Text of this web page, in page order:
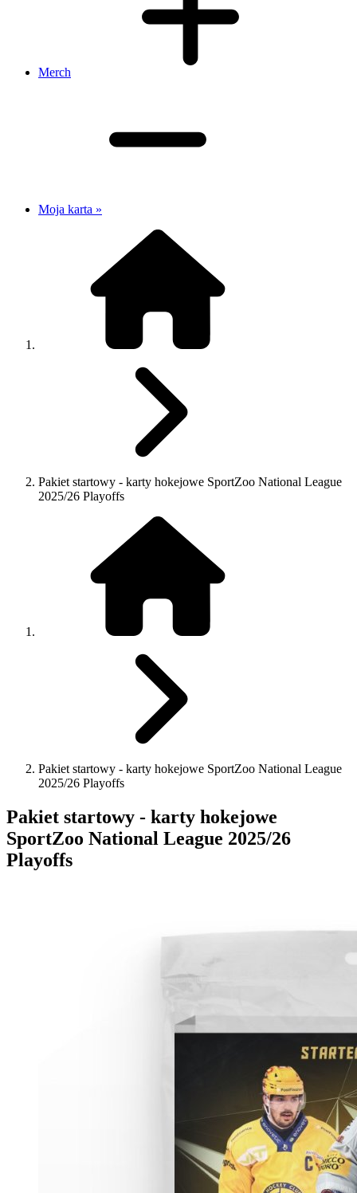
Merch
Moja karta »
Pakiet startowy - karty hokejowe SportZoo National League
2025/26 Playoffs
Pakiet startowy - karty hokejowe SportZoo National League
2025/26 Playoffs
Pakiet startowy - karty hokejowe
SportZoo National League 2025/26
Playoffs